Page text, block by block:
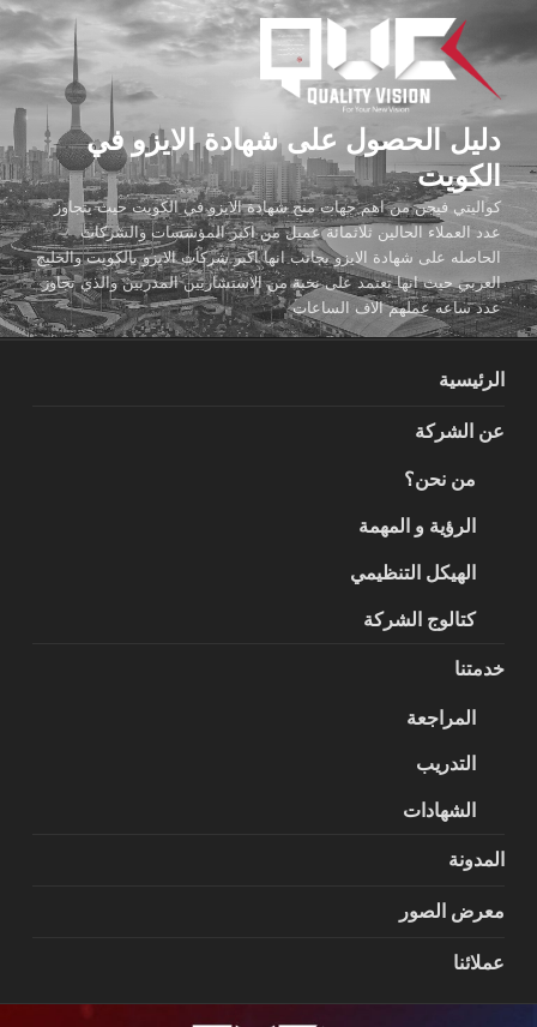
المحتوى
دليل الحصول على شهادة الايزو في
الكويت
كواليتي فيجن من اهم جهات منح شهادة الايزو في الكويت حيث يتجاوز
عدد العملاء الحالين ثلاثمائة عميل من اكبر المؤسسات والشركات
الحاصله على شهادة الايزو بجانب انها اكبر شركات الايزو بالكويت والخليج
العربي حيث انها تعتمد على نخبة من الاستشاريين المدربين والذي تجاوز
عدد ساعه عملهم الاف الساعات
الرئيسية
عن الشركة
من نحن؟
الرؤية و المهمة
الهيكل التنظيمي
كتالوج الشركة
خدمتنا
المراجعة
التدريب
الشهادات
المدونة
معرض الصور
عملائنا